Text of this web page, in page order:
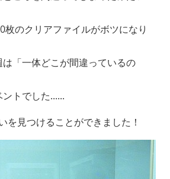
枚のクリアファイルがボツになり
「一体どこが間違っているの
トでした......
を見つけることができました！